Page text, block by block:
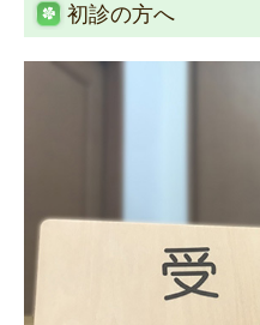
初診の方へ